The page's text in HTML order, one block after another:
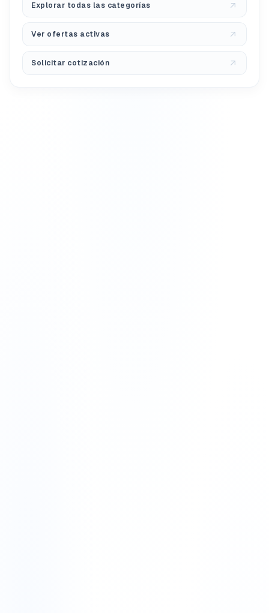
Explorar todas las categorías
Ver ofertas activas
Solicitar cotización